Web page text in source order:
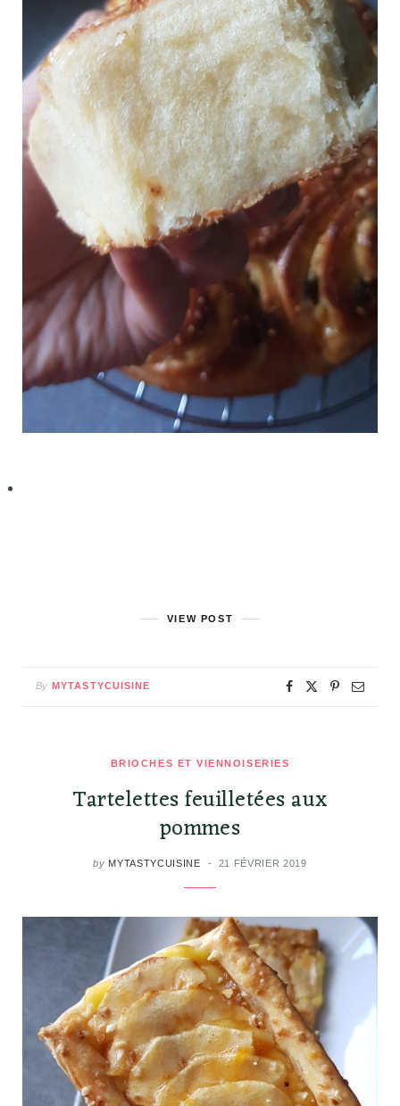
VIEW POST
By MYTASTYCUISINE
BRIOCHES ET VIENNOISERIES
Tartelettes feuilletées aux
pommes
by MYTASTYCUISINE 21 FÉVRIER 2019